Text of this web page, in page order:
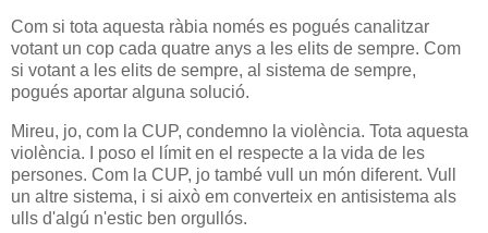
Com si tota aquesta ràbia només es pogués canalitzar
votant un cop cada quatre anys a les elits de sempre. Com
si votant a les elits de sempre, al sistema de sempre,
pogués aportar alguna solució.
Mireu, jo, com la CUP, condemno la violència. Tota aquesta
violència. I poso el límit en el respecte a la vida de les
persones. Com la CUP, jo també vull un món diferent. Vull
un altre sistema, i si això em converteix en antisistema als
ulls d'algú n'estic ben orgullós.